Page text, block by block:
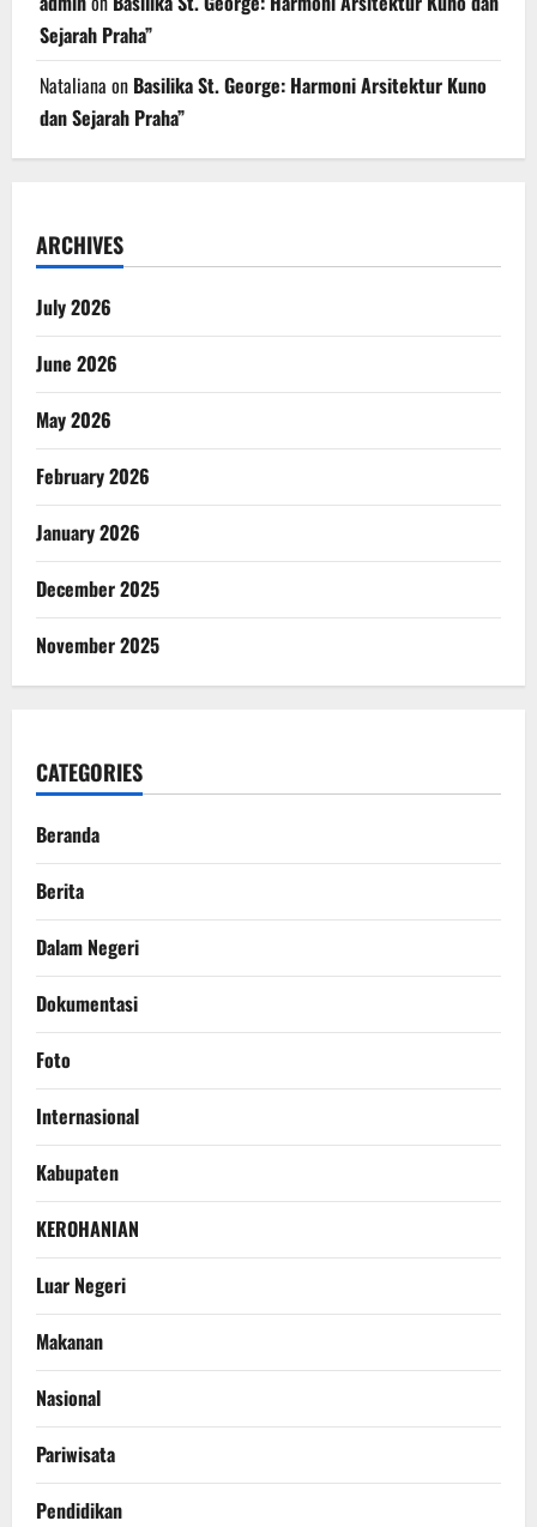
Sejarah Praha”
Nataliana on Basilika St. George: Harmoni Arsitektur Kuno
dan Sejarah Praha”
ARCHIVES
July 2026
June 2026
May 2026
February 2026
January 2026
December 2025
November 2025
CATEGORIES
Beranda
Berita
Dalam Negeri
Dokumentasi
Foto
Internasional
Kabupaten
KEROHANIAN
Luar Negeri
Makanan
Nasional
Pariwisata
Pendidikan